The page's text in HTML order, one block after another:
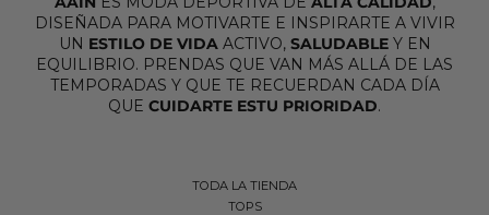
DISEÑADA PARA MOTIVARTE E INSPIRARTE A VIVIR
UN ESTILO DE VIDA ACTIVO, SALUDABLEY EN
EQUILIBRIO. PRENDAS QUE VAN MÁS ALLÁ DE LAS
TEMPORADAS Y QUE TE RECUERDAN CADA DÍA
QUE CUIDARTE ESTU PRIORIDAD.
TODA LA TIENDA
TOPS